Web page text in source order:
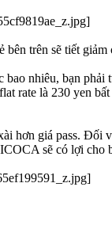
trên sẽ tiết giảm
nhiêu, bạn
rate là 230 yen
hơn giá pass. Đối
sẽ có lợi cho